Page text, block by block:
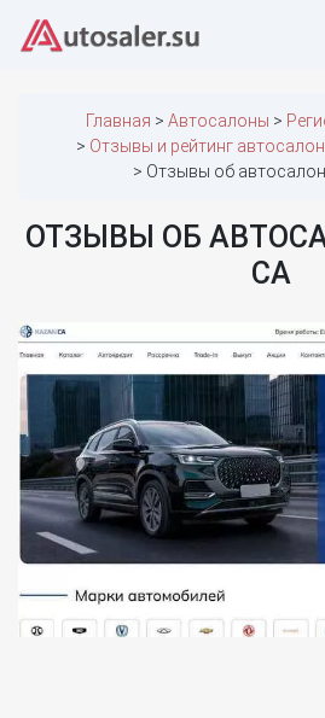
Главная Автосалоны
Отзывы и рейтинг
Отзывы об
ОТЗЫВЫ ОБ
CA